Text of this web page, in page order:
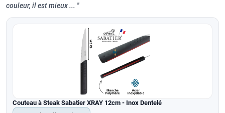
couleur, il est mieux ...
Couteau à Steak Sabatier XRAY 12cm - Inox Dentelé